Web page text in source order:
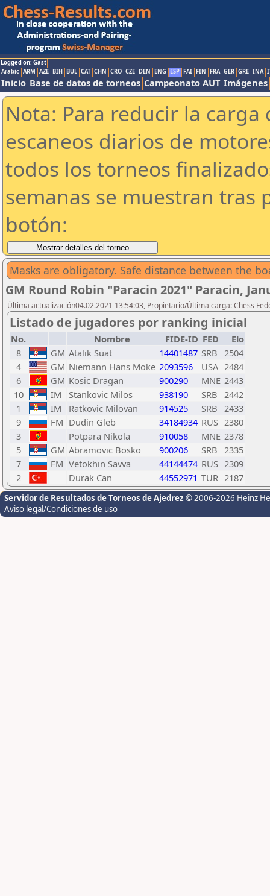
Logged on: Gast
Arabic ARM AZE BIH BUL CAT CHN CRO CZE DEN ENG ESP FAI FIN FRA GER GRE INA
Inicio Base de datos de torneos Campeonato AUT Imágenes
Nota: Para reducir la
escaneos diarios de
todos los torneos
semanas se muestran tras
botón:
Masks are obligatory. Safe distance between the
GM Round Robin "Paracin 2021" Paracin,
Última actualización04.02.2021 13:54:03, Propietario/Última carga: Chess
Listado de jugadores por ranking inicial
No. Nombre FIDE-ID FED
Elo
8
GM Atalik Suat 14401487 SRB 2504
4
GM Niemann Hans Moke 2093596 USA 2484
6
GM Kosic Dragan 900290 MNE 2443
10
IM Stankovic Milos 938190 SRB 2442
1
IM Ratkovic Milovan 914525 SRB 2433
9
FM Dudin Gleb 34184934 RUS 2380
3
Potpara Nikola 910058 MNE 2378
5
GM Abramovic Bosko 900206 SRB 2335
7
FM Vetokhin Savva 44144474 RUS 2309
2
Durak Can 44552971 TUR 2187
Servidor de Resultados de Torneos de Ajedrez © 2006-2026 Heinz
Aviso legal/Condiciones de uso